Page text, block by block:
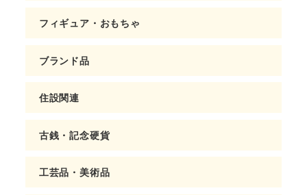
フィギュア・おもちゃ
ブランド品
住設関連
古銭・記念硬貨
工芸品・美術品